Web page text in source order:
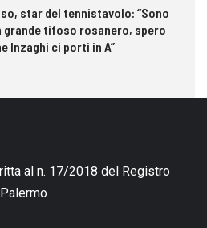
star del tennistavolo: “Sono
grande tifoso rosanero, spero
Inzaghi ci porti in A”
al n. 17/2018 del Registro